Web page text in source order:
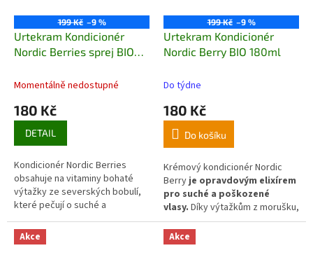
199 Kč –9 %
Urtekram Kondicionér
Nordic Berries sprej BIO
Momentálně nedostupné
180 Kč
DETAIL
Kondicionér Nordic Berries
obsahuje na vitaminy bohaté
výtažky ze severských bobulí,
které pečují o suché a
poškozené vlasy.
199 Kč –9 %
Urtekram Kondicionér
Nordic Berry BIO 180ml
Do týdne
180 Kč
Do košíku
Krémový kondicionér Nordic
Berry je opravdovým elixírem
pro suché a poškozené
vlasy. Díky výtažkům z morušku,
ovsa a aloe vera získají vaše
vlasy zpět hebkost, lesk a
zdravou sílu, zatímco se budou
Akce Akce